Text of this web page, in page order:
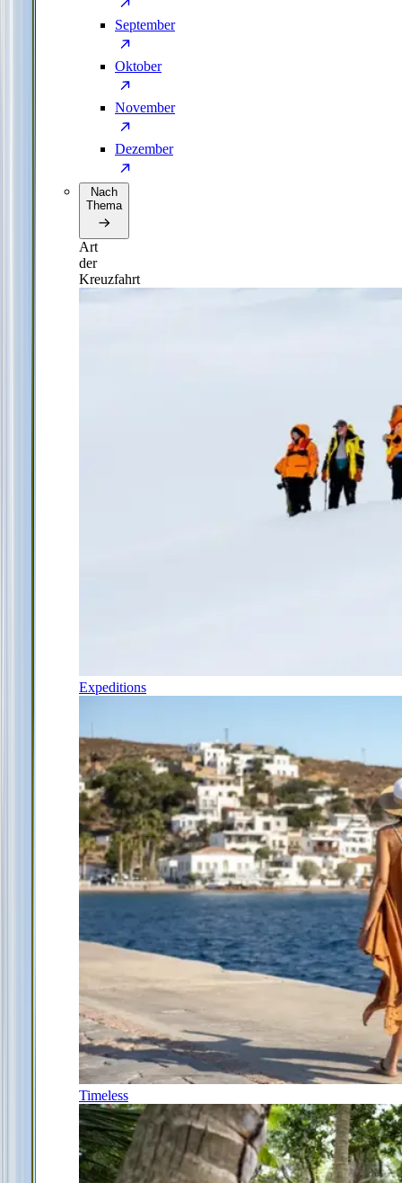
September
Oktober
November
Dezember
Nach
Thema
Art
der
Kreuzfahrt
Expeditions
Timeless